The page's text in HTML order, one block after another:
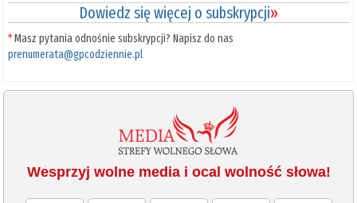
Dowiedz się więcej o subskrypcji»
*Masz pytania odnośnie subskrypcji? Napisz do nas
prenumerata@gpcodziennie.pl
Wesprzyj wolne media i ocal wolność słowa!